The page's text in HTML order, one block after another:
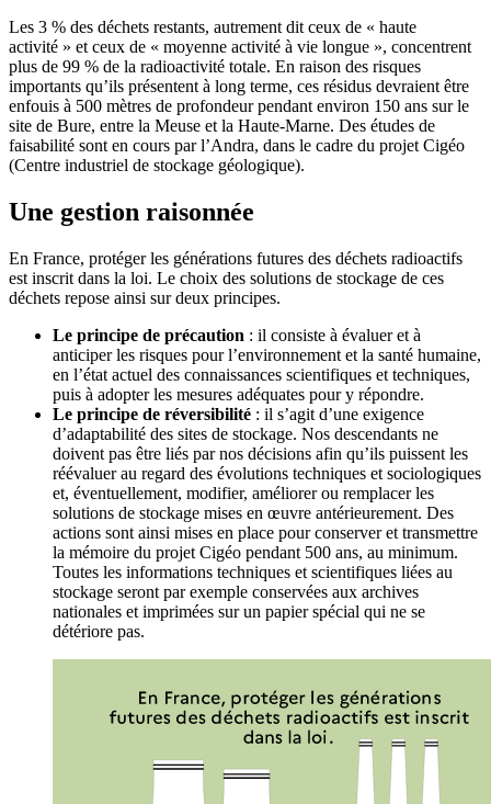
Les 3 % des déchets restants, autrement dit ceux de « haute
activité » et ceux de « moyenne activité à vie longue », concentrent
plus de 99 % de la radioactivité totale. En raison des risques
importants qu’ils présentent à long terme, ces résidus devraient être
enfouis à 500 mètres de profondeur pendant environ 150 ans sur le
site de Bure, entre la Meuse et la Haute-Marne. Des études de
faisabilité sont en cours par l’Andra, dans le cadre du projet Cigéo
(Centre industriel de stockage géologique).
Une gestion raisonnée
En France, protéger les générations futures des déchets radioactifs
est inscrit dans la loi. Le choix des solutions de stockage de ces
déchets repose ainsi sur deux principes.
Le principe de précaution : il consiste à évaluer et à
anticiper les risques pour l’environnement et la santé humaine,
en l’état actuel des connaissances scientifiques et techniques,
puis à adopter les mesures adéquates pour y répondre.
Le principe de réversibilité : il s’agit d’une exigence
d’adaptabilité des sites de stockage. Nos descendants ne
doivent pas être liés par nos décisions afin qu’ils puissent les
réévaluer au regard des évolutions techniques et sociologiques
et, éventuellement, modifier, améliorer ou remplacer les
solutions de stockage mises en œuvre antérieurement. Des
actions sont ainsi mises en place pour conserver et transmettre
la mémoire du projet Cigéo pendant 500 ans, au minimum.
Toutes les informations techniques et scientifiques liées au
stockage seront par exemple conservées aux archives
nationales et imprimées sur un papier spécial qui ne se
détériore pas.